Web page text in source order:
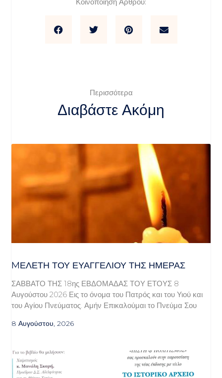
Περισσότερα
Διαβάστε Ακόμη
MΕΛΈΤΗ ΤΟΥ ΕΥΑΓΓΕΛΊΟΥ ΤΗΣ ΗΜΈΡΑΣ
ΣΑΒΒΑΤΟ ΤΗΣ 18ης ΕΒΔΟΜΑΔΑΣ ΤΟΥ ΕΤΟΥΣ 8
Αυγούστου 2026 Εις το όνομα του Πατρός και του Υιού και
του Αγίου Πνεύματος. Αμήν Επικαλούμαι το Πνεύμα Σου
8 Αυγούστου, 2026